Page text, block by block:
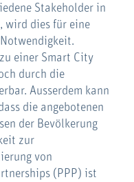
Stakeholder in
wird dies für eine
einer Smart City
durch die
Ausserdem kann
die angebotenen
der Bevölkerung
zur
von
(PPP) ist